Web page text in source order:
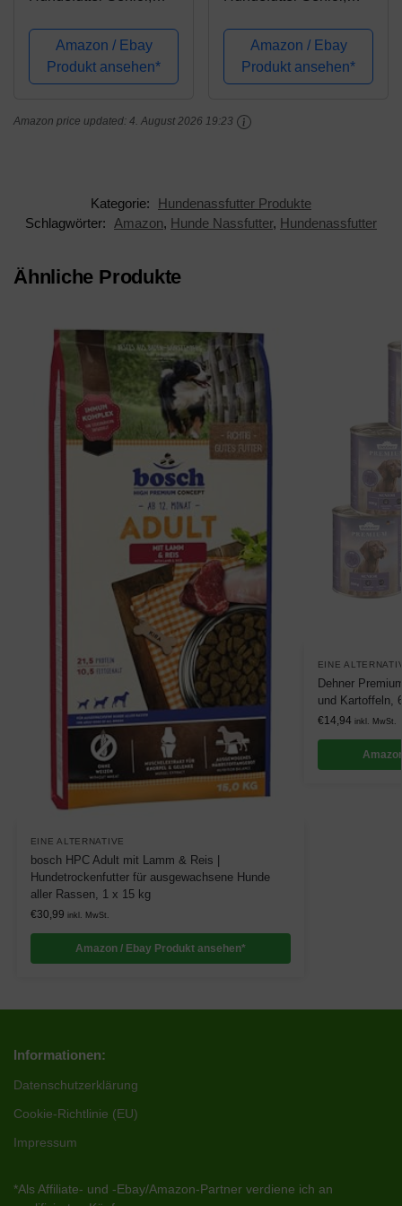
Hunde ab 7 Jahren,
Rind + Lamm, 6 x 800
g
Amazon / Ebay
Produkt ansehen*
(4,8 kg)Amazon / Ebay
Produkt ansehen*
Amazon price updated: 4. August 2026 19:23
Kategorie:
Hundenassfutter Produkte
Schlagwörter:
Amazon, Hunde Nassfutter, Hundenassfutter
Ähnliche Produkte
EINE ALTERNATIVE
bosch HPC Adult mit Lamm & Reis |
Hundetrockenfutter für ausgewachsene Hunde
aller Rassen, 1 x 15 kg
€30,99 inkl. MwSt.
Amazon / Ebay Produkt ansehen*
EINE
Dehner
und Kartoffeln,
€14,94 inkl. MwSt.
Informationen:
Datenschutzerklärung
Cookie-Richtlinie (EU)
Impressum
*Als Affiliate- und -Ebay/Amazon-Partner verdiene ich an